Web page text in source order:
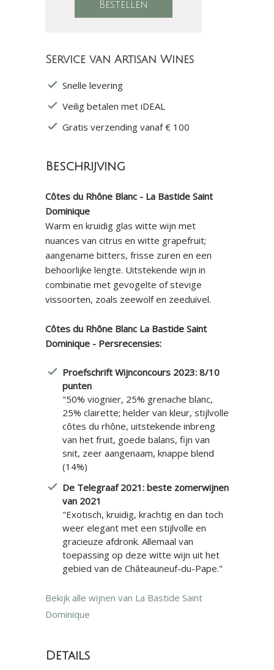
Service van Artisan Wines
Snelle levering
Veilig betalen met iDEAL
Gratis verzending vanaf € 100
Beschrijving
Côtes du Rhône Blanc - La Bastide Saint
Dominique
Warm en kruidig glas witte wijn met
nuances van citrus en witte grapefruit;
aangename bitters, frisse zuren en een
behoorlijke lengte. Uitstekende wijn in
combinatie met gevogelte of stevige
vissoorten, zoals zeewolf en zeeduivel.
Côtes du Rhône Blanc La Bastide Saint
Dominique - Persrecensies:
Proefschrift Wijnconcours 2023: 8/10
punten
"50% viognier, 25% grenache blanc,
25% clairette; helder van kleur, stijlvolle
côtes du rhône, uitstekende inbreng
van het fruit, goede balans, fijn van
snit, zeer aangenaam, knappe blend
(14%)
De Telegraaf 2021: beste zomerwijnen
van 2021
"Exotisch, kruidig, krachtig en dan toch
weer elegant met een stijlvolle en
gracieuze afdronk. Allemaal van
toepassing op deze witte wijn uit het
gebied van de Châteauneuf-du-Pape."
Bekijk alle wijnen van La Bastide Saint
Dominique
Details